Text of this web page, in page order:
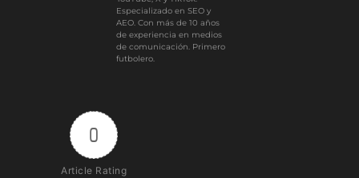
Especializado en SEO y
AEO. Con más de 10 años
de experiencia en medios
de comunicación. Primero
futbolero.
0
Article Rating